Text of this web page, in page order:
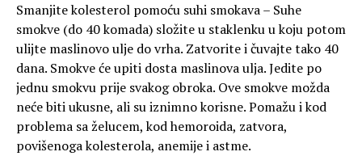
Smanjite kolesterol pomoću suhi smokava – Suhe
smokve (do 40 komada) složite u staklenku u koju potom
ulijte maslinovo ulje do vrha. Zatvorite i čuvajte tako 40
dana. Smokve će upiti dosta maslinova ulja. Jedite po
jednu smokvu prije svakog obroka. Ove smokve možda
neće biti ukusne, ali su iznimno korisne. Pomažu i kod
problema sa želucem, kod hemoroida, zatvora,
povišenoga kolesterola, anemije i astme.